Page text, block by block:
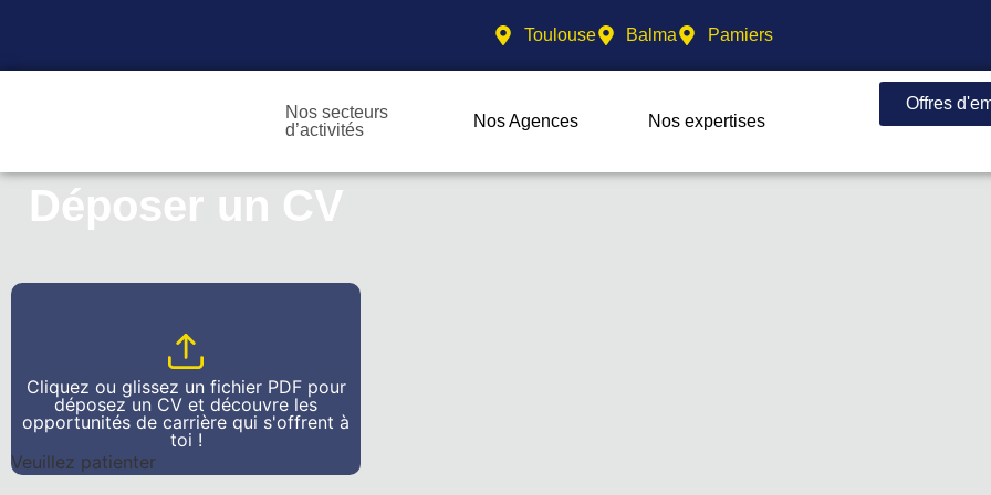
Toulouse Balma Pamiers
Nos secteurs
d’activités
Nos Agences Nos expertises
Offres
Déposer un CV
Cliquez ou glissez un fichier PDF pour
déposez un CV et découvre les
opportunités de carrière qui s'offrent à
toi !
Veuillez patienter